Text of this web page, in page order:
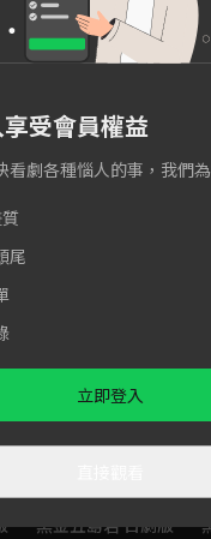
VIP VIP
黑金丑島君 日劇版
受會員權益
看劇各種惱人的事，我們
尾
立即登入